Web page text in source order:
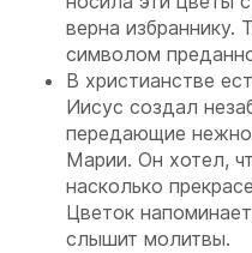
верна избраннику.
символом
В христианстве
Иисус создал
передающие
Марии. Он хотел,
насколько
Цветок
слышит молитвы.